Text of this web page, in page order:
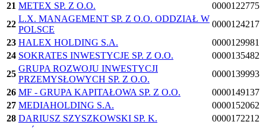
21 METEX SP. Z O.O.
0000122775
22
L.X. MANAGEMENT SP. Z O.O. ODDZIAŁ W
POLSCE
0000124217
23 HALEX HOLDING S.A.
0000129981
24 SOKRATES INWESTYCJE SP. Z O.O.
0000135482
25
GRUPA ROZWOJU INWESTYCJI
PRZEMYSŁOWYCH SP. Z O.O.
0000139993
26 MF - GRUPA KAPITAŁOWA SP. Z O.O.
0000149137
27 MEDIAHOLDING S.A.
0000152062
28 DARIUSZ SZYSZKOWSKI SP. K.
0000172212